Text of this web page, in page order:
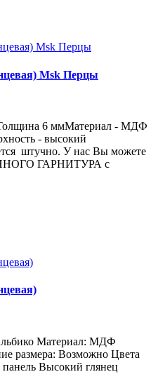
Msk Перцы
6 ммМатериал - МДФ
- высокий
штучно. У нас Вы можете
ГАРНИТУРА с
Материал: МДФ
размера: Возможно Цвета
Высокий глянец